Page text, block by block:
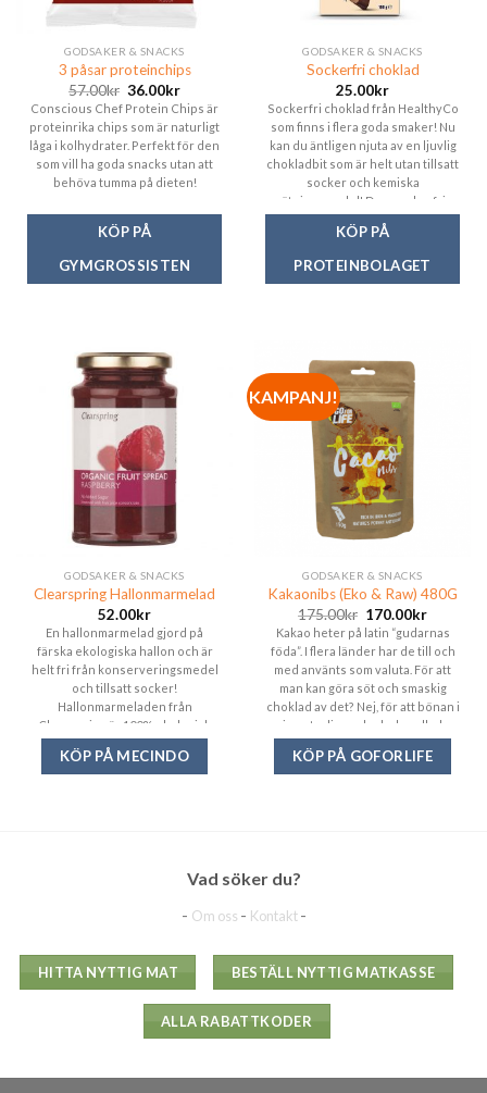
GODSAKER & SNACKS
3 påsar proteinchips
57.00kr 36.00kr
Conscious Chef Protein Chips är
proteinrika chips som är naturligt
låga i kolhydrater. Perfekt för den
som vill ha goda snacks utan att
behöva tumma på dieten!
KÖP PÅ
GYMGROSSISTEN
GODSAKER & SNACKS
Sockerfri choklad
25.00kr
Sockerfri choklad från HealthyCo
som finns i flera goda smaker! Nu
kan du äntligen njuta av en ljuvlig
chokladbit som är helt utan tillsatt
socker och kemiska
sötningsmedel! Den sockerfria
belgiska chokladen är helt fri från
palmolja.
KÖP PÅ
PROTEINBOLAGET
GODSAKER & SNACKS
Clearspring Hallonmarmelad
52.00kr
En hallonmarmelad gjord på
färska ekologiska hallon och är
helt fri från konserveringsmedel
och tillsatt socker!
Hallonmarmeladen från
Clearspring är 100% ekologisk
med tillsatt fruktjuice av citron
och grapefrukt. Perfekt att ha på
KÖP PÅ MECINDO
KAMPANJ!
GODSAKER & SNACKS
Kakaonibs (Eko & Raw) 480G
175.00kr 170.00kr
Kakao heter på latin “gudarnas
föda”. I flera länder har de till och
med använts som valuta. För att
man kan göra söt och smaskig
choklad av det? Nej, för att bönan i
sin naturliga och obehandlade
form är ett riktigt superfood som
många hävdar är vår planets
KÖP PÅ GOFORLIFE
Vad söker du?
- Om oss - Kontakt-
HITTA NYTTIG MAT BESTÄLL NYTTIG MATKASSE
ALLA RABATTKODER